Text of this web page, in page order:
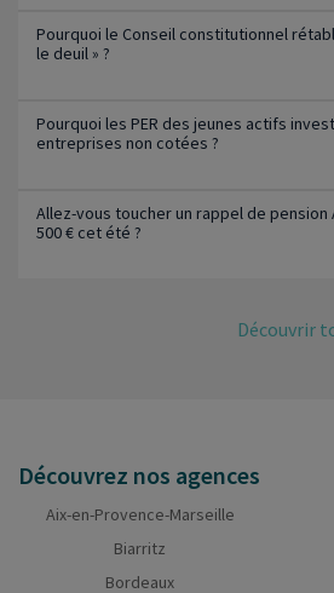
Pourquoi le Conseil constitutionnel
le deuil » ?
Pourquoi les PER des jeunes actifs
entreprises non cotées ?
Allez-vous toucher un rappel de pension
500 € cet été ?
Découvrir
Découvrez nos agences
Aix-en-Provence-Marseille
Biarritz
Bordeaux